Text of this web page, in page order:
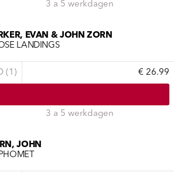
3 a 5 werkdagen
EVAN & JOHN ZORN
LANDINGS
(1) € 26.99
3 a 5 werkdagen
JOHN